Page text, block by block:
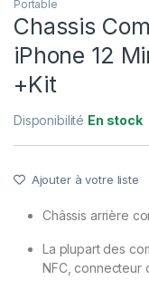
Portable
Chassis
iPhone 12
+Kit
Disponibilité En stock
Ajouter à votre liste
Châssis arrière
La plupart des
NFC, connecteur